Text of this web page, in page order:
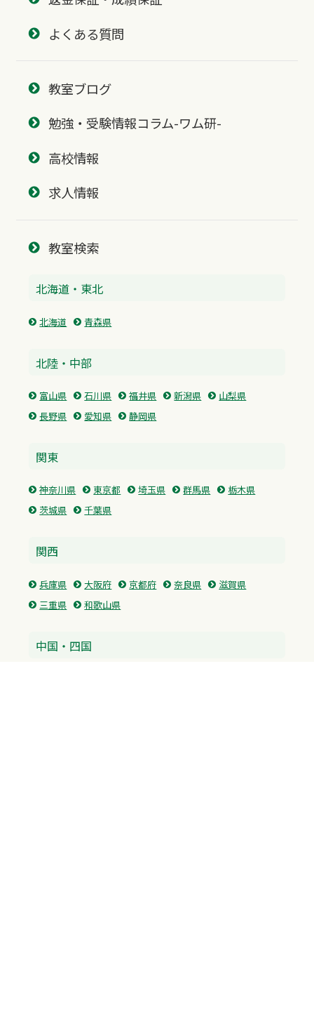
よくある質問
教室ブログ
勉強・受験情報コラム-ワム研-
高校情報
求人情報
教室検索
北海道・東北
北海道 青森県
北陸・中部
富山県 石川県 福井県 新潟県
山梨県
長野県
愛知県 静岡県
関東
神奈川県 東京都 埼玉県 群馬県
栃木県
茨城県
千葉県
関西
兵庫県 大阪府 京都府 奈良県
滋賀県
三重県
和歌山県
中国・四国